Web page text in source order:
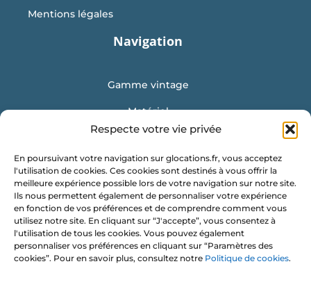
Respecte votre vie privée
En poursuivant votre navigation sur glocations.fr, vous acceptez
l'utilisation de cookies. Ces cookies sont destinés à vous offrir la
meilleure expérience possible lors de votre navigation sur notre site.
Ils nous permettent également de personnaliser votre expérience
en fonction de vos préférences et de comprendre comment vous
utilisez notre site. En cliquant sur “J'accepte”, vous consentez à
l'utilisation de tous les cookies. Vous pouvez également
personnaliser vos préférences en cliquant sur “Paramètres des
cookies”. Pour en savoir plus, consultez notre Politique de cookies.
Mentions légales
Navigation
Gamme vintage
Matériel
Vaisselle
Location de conteneur
Obtenir un devis
G Locations
Les Vignes Chasles